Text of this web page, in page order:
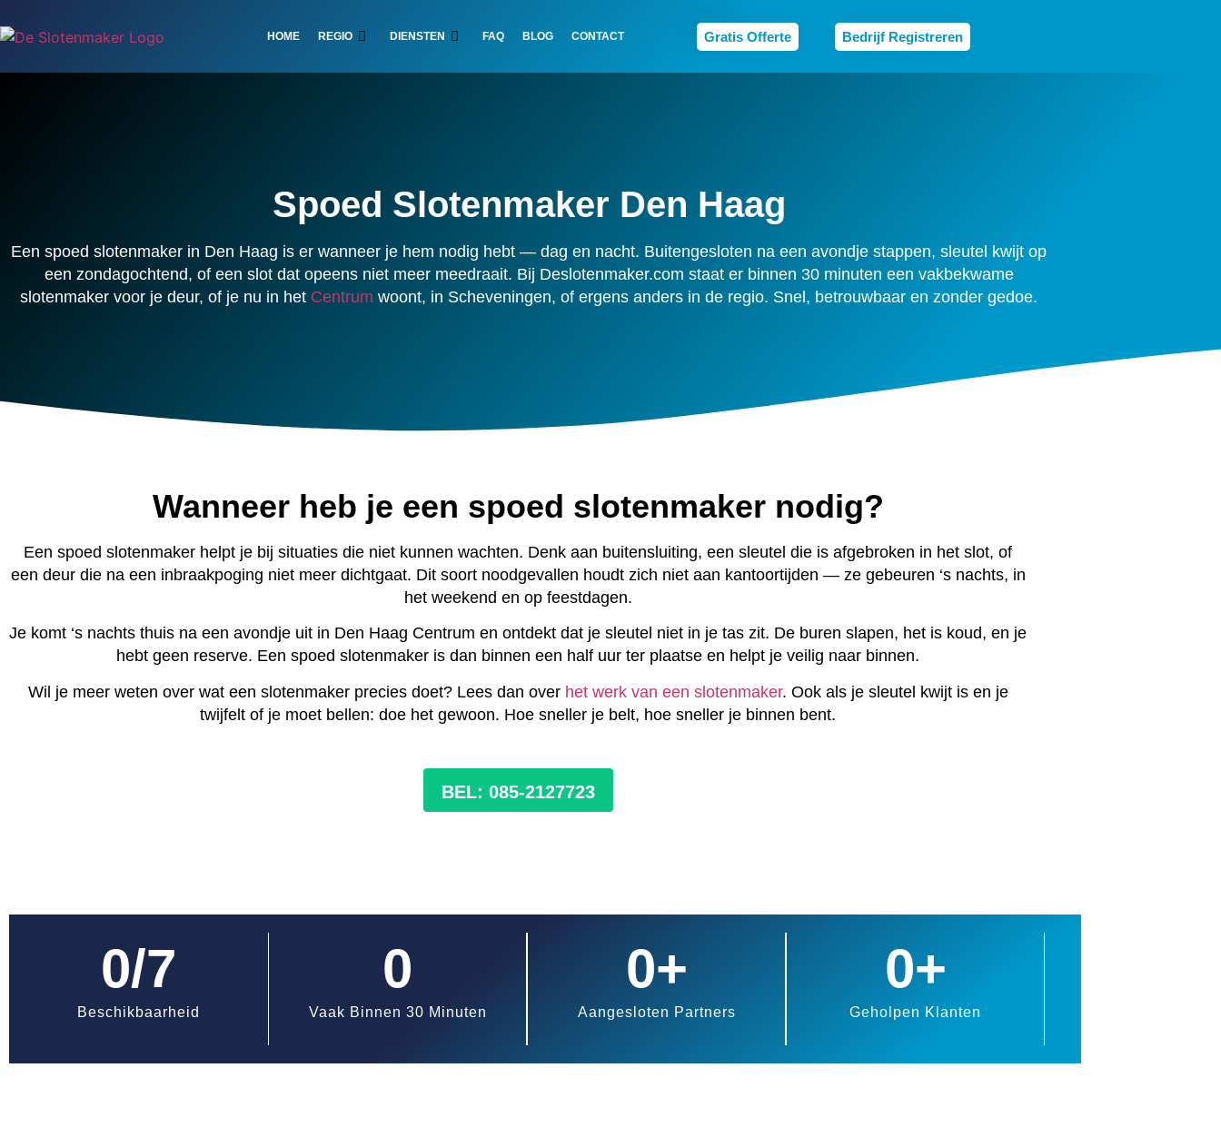
HOME REGIO DIENSTEN FAQ BLOG CONTACT Gratis Offerte Bedrijf Registreren
Spoed Slotenmaker Den Haag
Een spoed slotenmaker in Den Haag is er wanneer je hem nodig hebt — dag en nacht. Buitengesloten na een avondje stappen, sleutel kwijt op
een zondagochtend, of een slot dat opeens niet meer meedraait. Bij Deslotenmaker.com staat er binnen 30 minuten een vakbekwame
slotenmaker voor je deur, of je nu in het Centrum woont, in Scheveningen, of ergens anders in de regio. Snel, betrouwbaar en zonder gedoe.
Wanneer heb je een spoed slotenmaker nodig?
Een spoed slotenmaker helpt je bij situaties die niet kunnen wachten. Denk aan buitensluiting, een sleutel die is afgebroken in het slot, of
een deur die na een inbraakpoging niet meer dichtgaat. Dit soort noodgevallen houdt zich niet aan kantoortijden — ze gebeuren ‘s nachts, in
het weekend en op feestdagen.
Je komt ‘s nachts thuis na een avondje uit in Den Haag Centrum en ontdekt dat je sleutel niet in je tas zit. De buren slapen, het is koud, en je
hebt geen reserve. Een spoed slotenmaker is dan binnen een half uur ter plaatse en helpt je veilig naar binnen.
Wil je meer weten over wat een slotenmaker precies doet? Lees dan over het werk van een slotenmaker. Ook als je sleutel kwijt is en je
twijfelt of je moet bellen: doe het gewoon. Hoe sneller je belt, hoe sneller je binnen bent.
BEL: 085-2127723
0/7
Beschikbaarheid
0
Vaak Binnen 30 Minuten
0+
Aangesloten Partners
0+
Geholpen Klanten